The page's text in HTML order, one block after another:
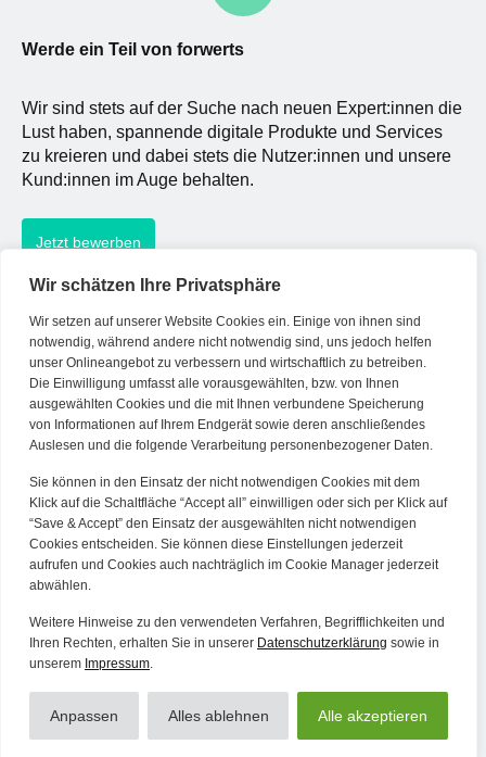
Wir schätzen Ihre Privatsphäre
Wir setzen auf unserer Website Cookies ein. Einige von ihnen sind
notwendig, während andere nicht notwendig sind, uns jedoch helfen
unser Onlineangebot zu verbessern und wirtschaftlich zu betreiben.
Die Einwilligung umfasst alle vorausgewählten, bzw. von Ihnen
ausgewählten Cookies und die mit Ihnen verbundene Speicherung
von Informationen auf Ihrem Endgerät sowie deren anschließendes
Auslesen und die folgende Verarbeitung personenbezogener Daten.
Sie können in den Einsatz der nicht notwendigen Cookies mit dem
Klick auf die Schaltfläche “Accept all” einwilligen oder sich per Klick auf
“Save & Accept” den Einsatz der ausgewählten nicht notwendigen
Cookies entscheiden. Sie können diese Einstellungen jederzeit
aufrufen und Cookies auch nachträglich im Cookie Manager jederzeit
abwählen.
Weitere Hinweise zu den verwendeten Verfahren, Begrifflichkeiten und
Ihren Rechten, erhalten Sie in unserer Datenschutzerklärung sowie in
unserem Impressum.
Anpassen Alles ablehnen Alle akzeptieren
Alle Artikel
Werde ein Teil von forwerts
Wir sind stets auf der Suche nach neuen Expert:innen die
Lust haben, spannende digitale Produkte und Services
zu kreieren und dabei stets die Nutzer:innen und unsere
Kund:innen im Auge behalten.
Jetzt bewerben
Kontakt
Tel. Zentrale: +49 (69) 27273681
E-Mail: kontakt@forwerts.com
FFM – Friedensstraße 11
60311 Frankfurt am Main
→ Anfahrtsplan Frankfurt
HN – Gymnasiumstraße 35
74072 Heilbronn
→ Anfahrtsplan Heilbronn
Datenschutzerklärung
Impressum